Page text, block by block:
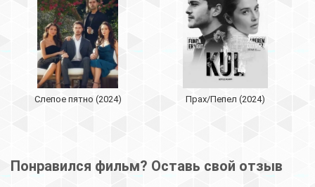
Слепое пятно (2024) Прах/Пепел (2024)
Понравился фильм? Оставь свой отзыв